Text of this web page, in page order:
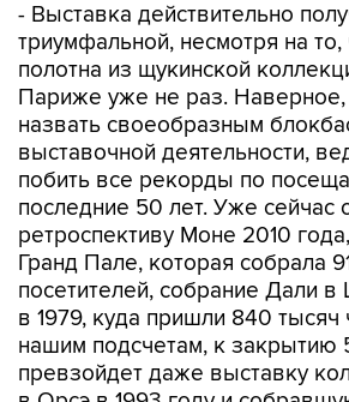
- Выставка действительно
триумфальной, несмотря на то,
полотна из щукинской
Париже уже не раз.
назвать своеобразным
выставочной деятельности,
побить все рекорды по
последние 50 лет. Уже сейчас
ретроспективу Моне 2010
Гранд Пале, которая собрала
посетителей, собрание Дали
в 1979, куда пришли 840
нашим подсчетам, к закрытию
превзойдет даже выставку